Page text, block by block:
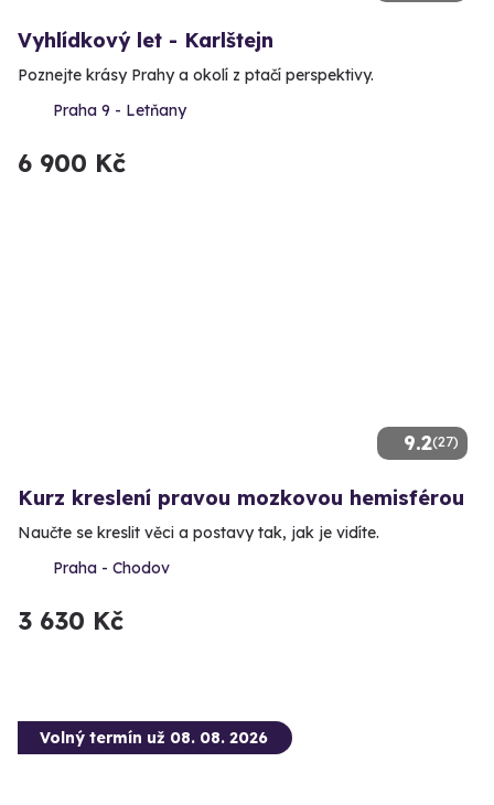
Vyhlídkový let - Karlštejn
Poznejte krásy Prahy a okolí z ptačí perspektivy.
Praha 9 - Letňany
6 900 Kč
9.2(27)
Kurz kreslení pravou mozkovou hemisférou
Naučte se kreslit věci a postavy tak, jak je vidíte.
Praha - Chodov
3 630 Kč
Volný termín už 08. 08. 2026